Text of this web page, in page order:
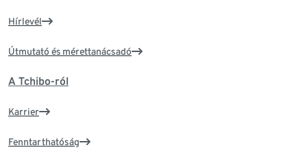
Hírlevél
Útmutató és mérettanácsadó
A Tchibo-ról
Karrier
Fenntarthatóság